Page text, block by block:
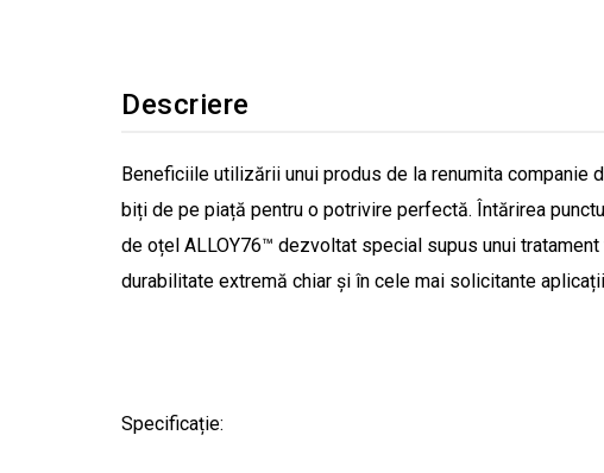
Descriere
Beneficiile utilizării unui produs de la renumita
biți de pe piață pentru o potrivire perfectă. Întărirea
de oțel ALLOY76™ dezvoltat special supus unui
durabilitate extremă chiar și în cele mai solicitante
Specificație: